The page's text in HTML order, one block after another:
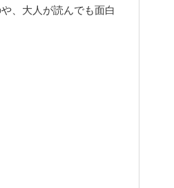
、大人が読んでも面白